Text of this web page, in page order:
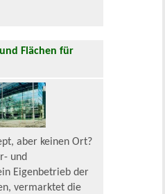
Flächen für
aber keinen Ort?
und
Eigenbetrieb der
vermarktet die